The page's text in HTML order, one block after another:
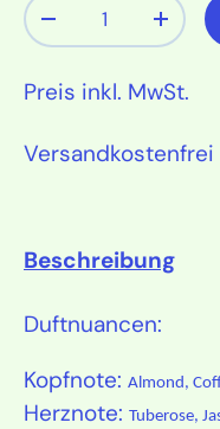
Menge verringern
Preis inkl. MwSt.
Versandkostenfrei
Beschreibung
Duftnuancen:
Kopfnote: Almond,
Herznote: Tuberose,